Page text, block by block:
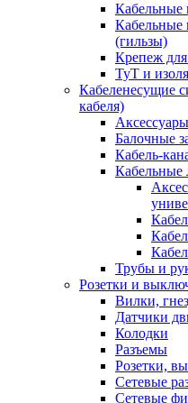
Кабельные
(гильзы)
Крепеж для
ТуТ и
Кабеленесущие
кабеля)
Балочные
Кабель-
Кабельные
Трубы и
Розетки и
Вилки,
Датчики
Колодки
Разъемы
Розетки,
Сетевые
Сетевые